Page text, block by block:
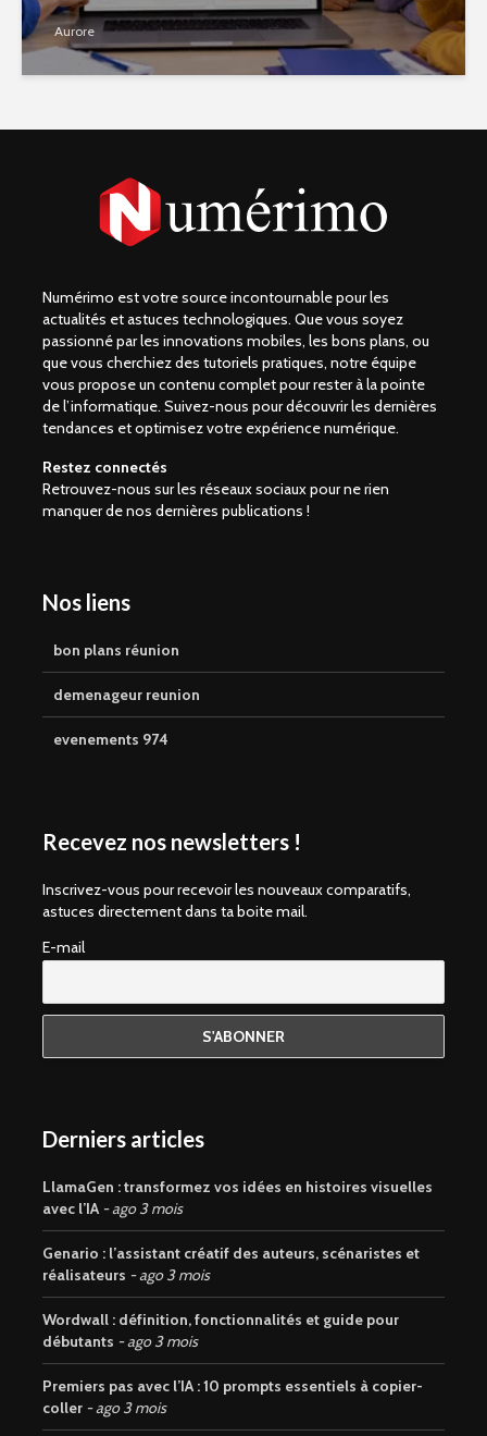
Aurore
Numérimo est votre source incontournable pour les
actualités et astuces technologiques. Que vous soyez
passionné par les innovations mobiles, les bons plans, ou
que vous cherchiez des tutoriels pratiques, notre équipe
vous propose un contenu complet pour rester à la pointe
de l’informatique. Suivez-nous pour découvrir les dernières
tendances et optimisez votre expérience numérique.
Restez connectés
Retrouvez-nous sur les réseaux sociaux pour ne rien
manquer de nos dernières publications !
Nos liens
bon plans réunion
demenageur reunion
evenements 974
Recevez nos newsletters !
Inscrivez-vous pour recevoir les nouveaux comparatifs,
astuces directement dans ta boite mail.
E-mail
Derniers articles
LlamaGen : transformez vos idées en histoires visuelles
avec l’IA
ago 3 mois
Genario : l’assistant créatif des auteurs, scénaristes et
réalisateurs
ago 3 mois
Wordwall : définition, fonctionnalités et guide pour
débutants
ago 3 mois
Premiers pas avec l’IA : 10 prompts essentiels à copier-
coller
ago 3 mois